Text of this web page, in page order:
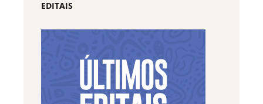
EDITAIS